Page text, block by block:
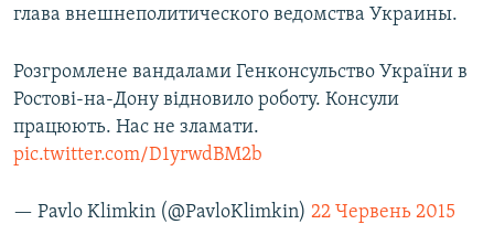
глава внешнеполитического ведомства Украины.
Розгромлене вандалами Генконсульство України в
Ростові-на-Дону відновило роботу. Консули
працюють. Нас не зламати.
pic.twitter.com/D1yrwdBM2b
— Pavlo Klimkin (@PavloKlimkin) 22 Червень 2015